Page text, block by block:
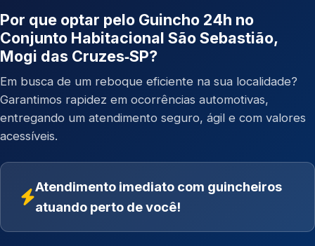
Por que optar pelo Guincho 24h no
Conjunto Habitacional São Sebastião,
Mogi das Cruzes‑SP?
Em busca de um reboque eficiente na sua localidade?
Garantimos rapidez em ocorrências automotivas,
entregando um atendimento seguro, ágil e com valores
acessíveis.
Atendimento imediato com guincheiros
atuando perto de você!